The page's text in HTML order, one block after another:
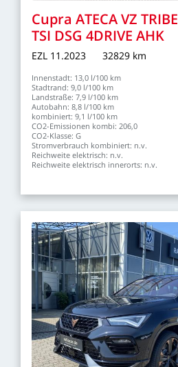
Cupra ATECAVZ TRIBE
TSI DSG 4DRIVE AHK
EZL 11.2023 32829 km
Innenstadt: 13,0 l/100 km
Stadtrand: 9,0 l/100 km
Landstraße: 7,9 l/100 km
Autobahn: 8,8 l/100 km
kombiniert: 9,1 l/100 km
CO2-Emissionen kombi: 206,0
CO2-Klasse: G
Stromverbrauch kombiniert: n.v.
Reichweite elektrisch: n.v.
Reichweite elektrisch innerorts: n.v.